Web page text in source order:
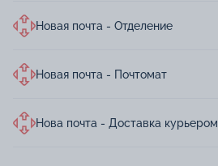
Новая почта - Отделение
Новая почта - Почтомат
Нова почта - Доставка курьером